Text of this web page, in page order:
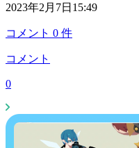
2023年2月7日15:49
コメント 0 件
コメント
0